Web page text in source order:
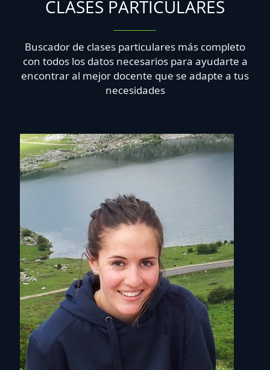
CLASES PARTICULARES
Buscador de clases particulares más completo
con todos los datos necesarios para ayudarte a
encontrar al mejor docente que se adapte a tus
necesidades